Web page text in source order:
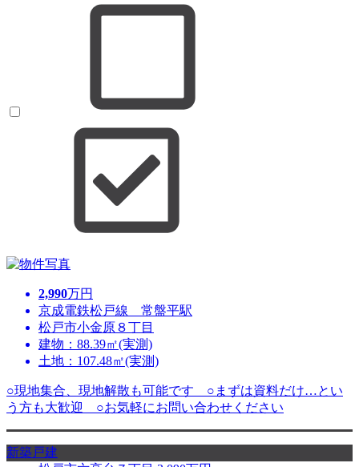
2,990万円
京成電鉄松戸線 常盤平駅
松戸市小金原８丁目
建物：88.39㎡(実測)
土地：107.48㎡(実測)
○現地集合、現地解散も可能です ○まずは資料だけ…とい
う方も大歓迎 ○お気軽にお問い合わせください
新築戸建